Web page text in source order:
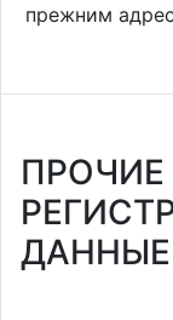
прежним
ПРОЧИЕ
ДАННЫЕ